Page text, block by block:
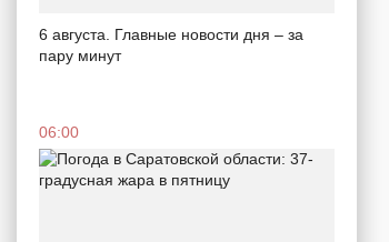
6 августа. Главные новости дня – за
пару минут
06:00